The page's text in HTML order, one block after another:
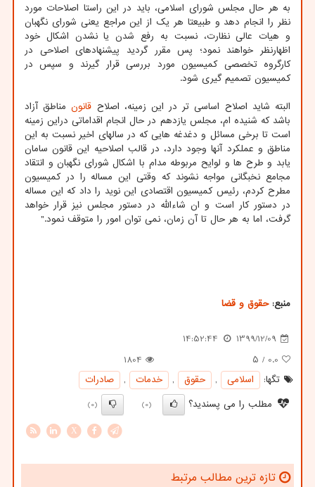
به هر حال مجلس شورای اسلامی، باید در این راستا اصلاحات مورد
نظر را انجام دهد و طبیعتا هر یک از این مراجع یعنی شورای نگهبان
و هیات عالی نظارت، نسبت به رفع شدن یا نشدن اشکال خود
اظهارنظر خواهند نمود؛ پس مقرر گردید پیشنهادهای اصلاحی در
کارگروه تخصصی کمیسیون مورد بررسی قرار گیرند و سپس در
کمیسیون تصمیم گیری شود.
البته شاید اصلاح اساسی تر در این زمینه، اصلاح قانونمناطق آزاد
باشد که شنیده ام، مجلس یازدهم در حال انجام اقداماتی دراین زمینه
است تا برخی مسائل و دغدغه هایی که در سالهای اخیر نسبت به این
مناطق و عملکرد آنها وجود دارد، در قالب اصلاحیه این قانون سامان
یابد و طرح ها و لوایح مربوطه مدام با اشکال شورای نگهبان و انتقاد
مجامع نخبگانی مواجه نشوند که وقتی این مساله را در کمیسیون
مطرح کردم، رئیس کمیسیون اقتصادی این نوید را داد که این مساله
در دستور کار است و ان شاءالله در دستور مجلس نیز قرار خواهد
گرفت، اما به هر حال تا آن زمان، نمی توان امور را متوقف نمود."
منبع:حقوق و قضا
1399/12/09
14:52:44
0.0 / ۵
1804
تگها:
اسلامی , حقوق , خدمات ,
صادرات
مطلب را می پسندید؟
(0)
(0)
X
تازه ترین مطالب مرتبط